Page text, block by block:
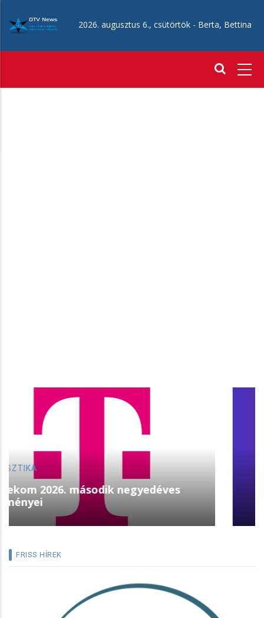
tartalomra
2026. augusztus 6., csütörtök - Berta, Bettina
STREAMING
Augusztus 22-én érkezik az Aang avatár:
Az utolsó léghajlító
FRISS HÍREK